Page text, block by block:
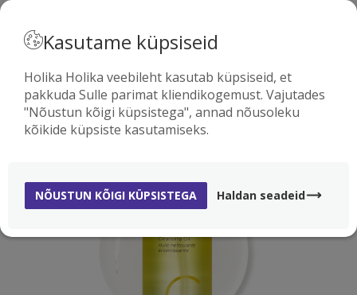
MÜÜGIHITT
Kasutame küpsiseid
Holika Holika veebileht kasutab küpsiseid, et
pakkuda Sulle parimat kliendikogemust. Vajutades
"Nõustun kõigi küpsistega", annad nõusoleku
kõikide küpsiste kasutamiseks.
NÕUSTUN KÕIGI KÜPSISTEGA Haldan seadeid